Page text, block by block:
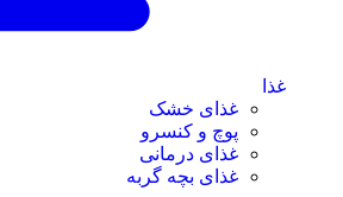
غذا
غذای خشک
پوچ و کنسرو
غذای درمانی
غذای بچه گربه